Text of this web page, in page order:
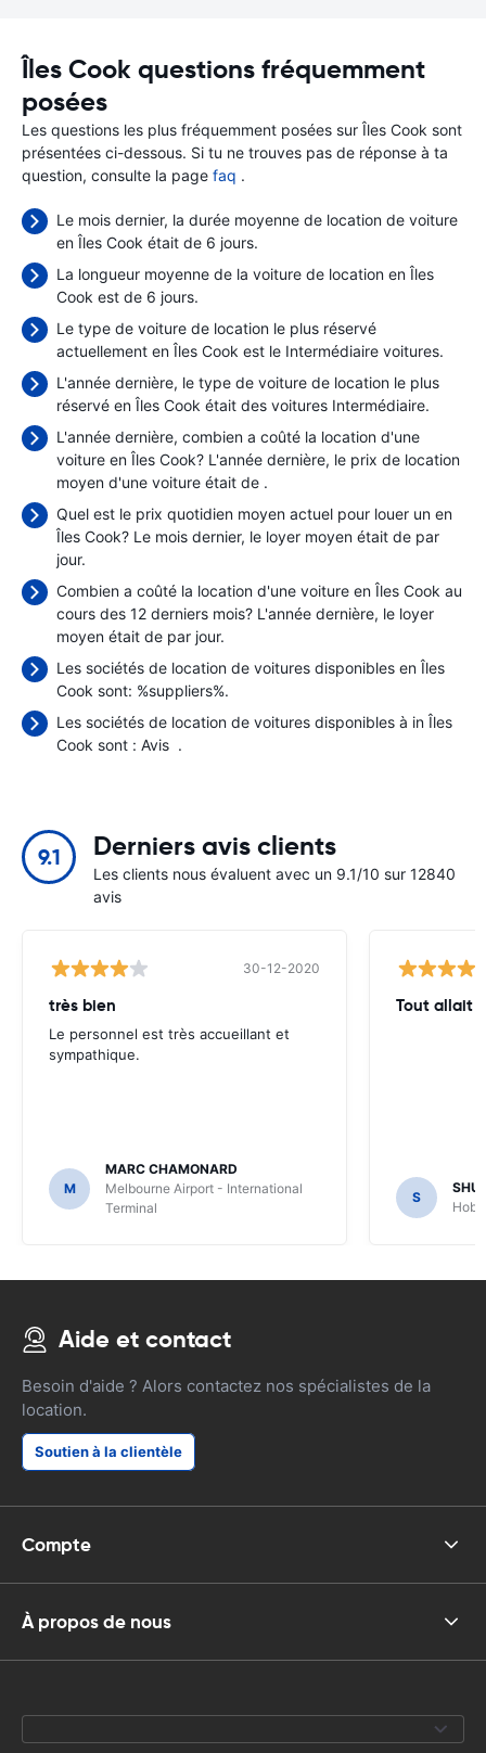
Îles Cook questions fréquemment
posées
Les questions les plus fréquemment posées sur Îles Cook sont
présentées ci-dessous. Si tu ne trouves pas de réponse à ta
question, consulte la page faq .
Le mois dernier, la durée moyenne de location de voiture
en Îles Cook était de 6 jours.
La longueur moyenne de la voiture de location en Îles
Cook est de 6 jours.
Le type de voiture de location le plus réservé
actuellement en Îles Cook est le Intermédiaire voitures.
L'année dernière, le type de voiture de location le plus
réservé en Îles Cook était des voitures Intermédiaire.
L'année dernière, combien a coûté la location d'une
voiture en Îles Cook? L'année dernière, le prix de location
moyen d'une voiture était de .
Quel est le prix quotidien moyen actuel pour louer un en
Îles Cook? Le mois dernier, le loyer moyen était de par
jour.
Combien a coûté la location d'une voiture en Îles Cook au
cours des 12 derniers mois? L'année dernière, le loyer
moyen était de par jour.
Les sociétés de location de voitures disponibles en Îles
Cook sont: %suppliers%.
Les sociétés de location de voitures disponibles à in Îles
Cook sont : Avis .
9.1 Derniers avis clients
Les clients nous évaluent avec un 9.1/10 sur 12840
avis
30-12-2020
très bien
Le personnel est très accueillant et
sympathique.
M
MARC CHAMONARD
Melbourne Airport - International
Terminal
Tout allait
S
Aide et contact
Besoin d'aide ? Alors contactez nos spécialistes de la
location.
Soutien à la clientèle
Compte
À propos de nous